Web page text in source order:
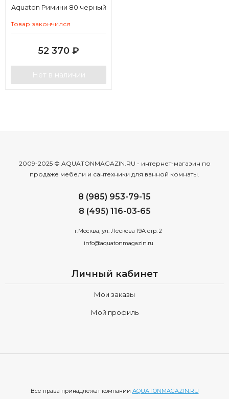
Aquaton Римини 80 черный
Товар закончился
52 370 ₽
Нет в наличии
2009-2025 © AQUATONMAGAZIN.RU - интернет-магазин по
продаже мебели и сантехники для ванной комнаты.
8 (985) 953-79-15
8 (495) 116-03-65
г.Москва, ул. Лескова 19А стр. 2
info@aquatonmagazin.ru
Личный кабинет
Мои заказы
Мой профиль
Все права принадлежат компании AQUATONMAGAZIN.RU